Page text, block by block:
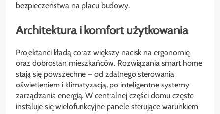
bezpieczeństwa na placu budowy.
Architektura i komfort użytkowania
Projektanci kładą coraz większy nacisk na ergonomię
oraz dobrostan mieszkańców. Rozwiązania smart home
stają się powszechne – od zdalnego sterowania
oświetleniem i klimatyzacją, po inteligentne systemy
zarządzania energią. W centralnej części domu często
instaluje się wielofunkcyjne panele sterujące warunkiem